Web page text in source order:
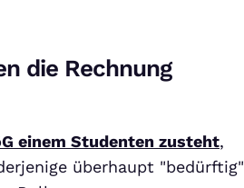
die Rechnung
einem Studenten zusteht,
überhaupt "bedürftig"